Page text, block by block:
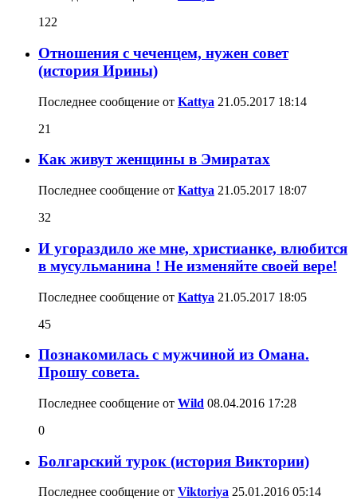
122
Отношения с чеченцем, нужен совет
(история Ирины)
Последнее сообщение от Kattya 21.05.2017 18:14
21
Как живут женщины в Эмиратах
Последнее сообщение от Kattya 21.05.2017 18:07
32
И угораздило же мне, христианке, влюбится
в мусульманина ! Не изменяйте своей вере!
Последнее сообщение от Kattya 21.05.2017 18:05
45
Познакомилась с мужчиной из Омана.
Прошу совета.
Последнее сообщение от Wild 08.04.2016 17:28
0
Болгарский турок (история Виктории)
Последнее сообщение от Viktoriya 25.01.2016 05:14